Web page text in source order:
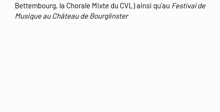
Bettembourg, la Chorale Mixte du CVL) ainsi qu’au Festival de
Musique au Château de Bourglinster